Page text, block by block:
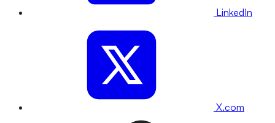
LinkedIn
X.com